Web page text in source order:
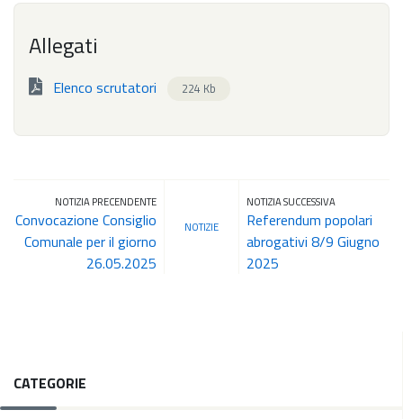
Allegati
Elenco scrutatori 224 Kb
NOTIZIA PRECENDENTE
Convocazione Consiglio
Comunale per il giorno
26.05.2025
NOTIZIE
NOTIZIA SUCCESSIVA
Referendum popolari
abrogativi 8/9 Giugno
2025
CATEGORIE